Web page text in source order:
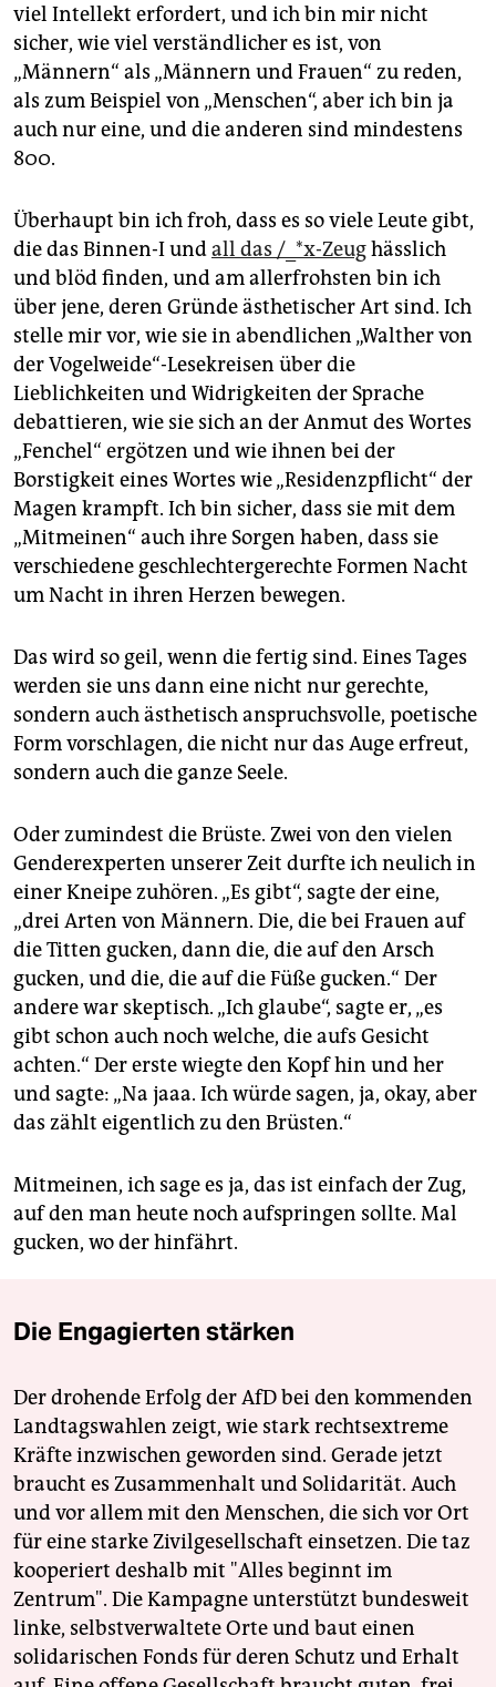
viel Intellekt erfordert, und ich bin mir nicht
sicher, wie viel verständlicher es ist, von
„Männern“ als „Männern und Frauen“ zu reden,
als zum Beispiel von „Menschen“, aber ich bin ja
auch nur eine, und die anderen sind mindestens
800.
Überhaupt bin ich froh, dass es so viele Leute gibt,
die das Binnen-I undall das /_*x-Zeughässlich
und blöd finden, und am allerfrohsten bin ich
über jene, deren Gründe ästhetischer Art sind. Ich
stelle mir vor, wie sie in abendlichen „Walther von
der Vogelweide“-Lesekreisen über die
Lieblichkeiten und Widrigkeiten der Sprache
debattieren, wie sie sich an der Anmut des Wortes
„Fenchel“ ergötzen und wie ihnen bei der
Borstigkeit eines Wortes wie „Residenzpflicht“ der
Magen krampft. Ich bin sicher, dass sie mit dem
„Mitmeinen“ auch ihre Sorgen haben, dass sie
verschiedene geschlechtergerechte Formen Nacht
um Nacht in ihren Herzen bewegen.
Das wird so geil, wenn die fertig sind. Eines Tages
werden sie uns dann eine nicht nur gerechte,
sondern auch ästhetisch anspruchsvolle, poetische
Form vorschlagen, die nicht nur das Auge erfreut,
sondern auch die ganze Seele.
Oder zumindest die Brüste. Zwei von den vielen
Genderexperten unserer Zeit durfte ich neulich in
einer Kneipe zuhören. „Es gibt“, sagte der eine,
„drei Arten von Männern. Die, die bei Frauen auf
die Titten gucken, dann die, die auf den Arsch
gucken, und die, die auf die Füße gucken.“ Der
andere war skeptisch. „Ich glaube“, sagte er, „es
gibt schon auch noch welche, die aufs Gesicht
achten.“ Der erste wiegte den Kopf hin und her
und sagte: „Na jaaa. Ich würde sagen, ja, okay, aber
das zählt eigentlich zu den Brüsten.“
Mitmeinen, ich sage es ja, das ist einfach der Zug,
auf den man heute noch aufspringen sollte. Mal
gucken, wo der hinfährt.
Die Engagierten stärken
Der drohende Erfolg der AfD bei den kommenden
Landtagswahlen zeigt, wie stark rechtsextreme
Kräfte inzwischen geworden sind. Gerade jetzt
braucht es Zusammenhalt und Solidarität. Auch
und vor allem mit den Menschen, die sich vor Ort
für eine starke Zivilgesellschaft einsetzen. Die taz
kooperiert deshalb mit "Alles beginnt im
Zentrum". Die Kampagne unterstützt bundesweit
linke, selbstverwaltete Orte und baut einen
solidarischen Fonds für deren Schutz und Erhalt